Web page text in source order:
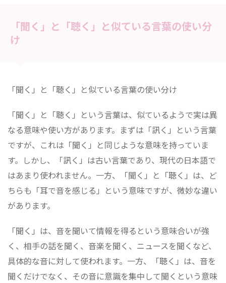
「聞く」と「聴く」と似ている言葉の使い分
け
「聞く」と「聴く」と似ている言葉の使い分け
「聞く」と「聴く」という言葉は、似ているようで実は異
なる意味や使い方があります。まずは「訊く」という言葉
ですが、これは「聞く」と同じような意味を持っていま
す。しかし、「訊く」は古い言葉であり、現代の日本語で
はあまり使われません。一方、「聞く」と「聴く」は、ど
ちらも「耳で音を感じる」という意味ですが、微妙な違い
があります。
「聞く」は、音を聞いて情報を得るという意味合いが強
く、相手の話を聞く、音楽を聞く、ニュースを聞くなど、
具体的な音に対して使われます。一方、「聴く」は、音を
聞くだけでなく、その音に意識を集中して聞くという意味